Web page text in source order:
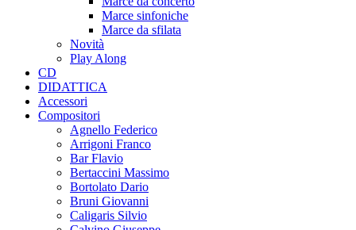
Marce sinfoniche
Marce da sfilata
Novità
Play Along
CD
DIDATTICA
Accessori
Compositori
Agnello Federico
Arrigoni Franco
Bar Flavio
Bertaccini Massimo
Bortolato Dario
Bruni Giovanni
Caligaris Silvio